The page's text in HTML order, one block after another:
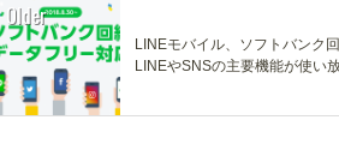
Older
LINEモバイル、ソフトバンク
LINEやSNSの主要機能が使い